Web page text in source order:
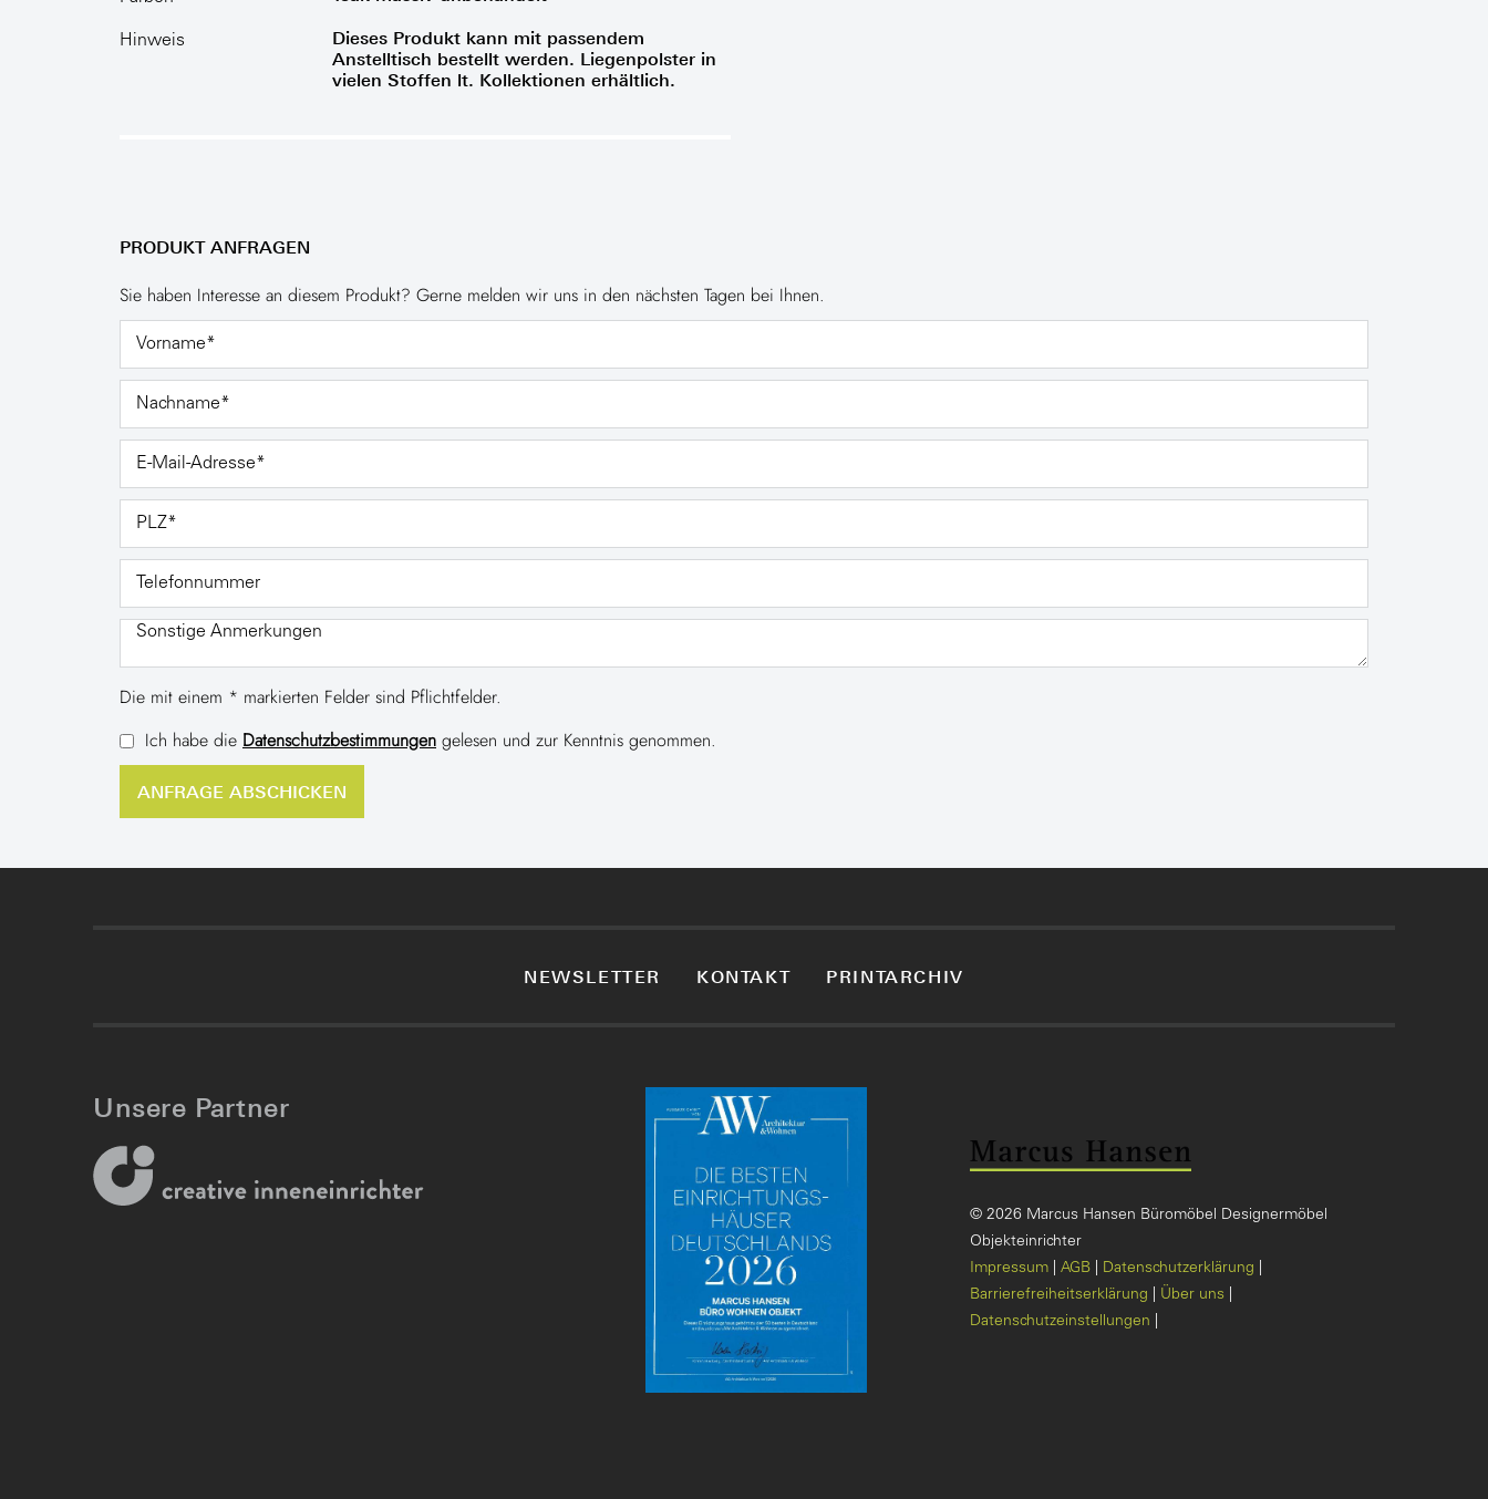
Hinweis
Dieses Produkt kann mit passendem
Anstelltisch bestellt werden. Liegenpolster in
vielen Stoffen lt. Kollektionen erhältlich.
PRODUKT ANFRAGEN
Sie haben Interesse an diesem Produkt? Gerne melden wir uns in den nächsten Tagen bei Ihnen.
Die mit einem * markierten Felder sind Pflichtfelder.
Ich habe die Datenschutzbestimmungen gelesen und zur Kenntnis genommen.
NEWSLETTER KONTAKT PRINTARCHIV
Unsere Partner
© 2026 Marcus Hansen Büromöbel Designermöbel
Objekteinrichter
Impressum
AGB
Datenschutzerklärung
Barrierefreiheitserklärung
Über uns
Datenschutzeinstellungen